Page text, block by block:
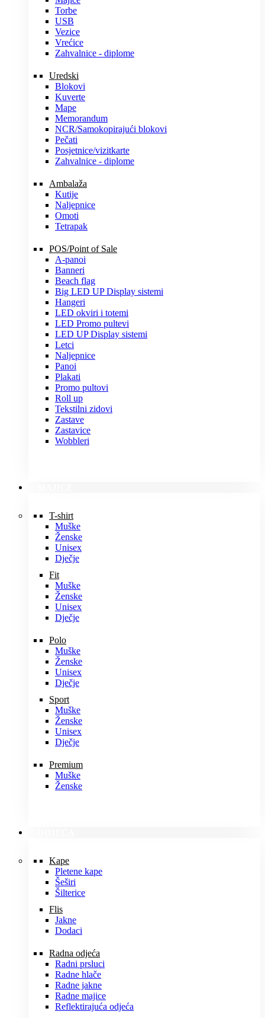
Torbe
USB
Vezice
Vrećice
Zahvalnice - diplome
Uredski
Blokovi
Kuverte
Mape
Memorandum
NCR/Samokopirajući blokovi
Pečati
Posjetnice/vizitkarte
Zahvalnice - diplome
Ambalaža
Kutije
Naljepnice
Omoti
Tetrapak
POS/Point of Sale
A-panoi
Banneri
Beach flag
Big LED UP Display sistemi
Hangeri
LED okviri i totemi
LED Promo pultevi
LED UP Display sistemi
Letci
Naljepnice
Panoi
Plakati
Promo pultovi
Roll up
Tekstilni zidovi
Zastave
Zastavice
Wobbleri
T-shirt
Muške
Ženske
Unisex
Dječje
Fit
Muške
Ženske
Unisex
Dječje
Polo
Muške
Ženske
Unisex
Dječje
Sport
Muške
Ženske
Unisex
Dječje
Premium
Muške
Ženske
Kape
Pletene kape
Šeširi
Šilterice
Flis
Jakne
Dodaci
Radna odjeća
Radni prsluci
Radne hlače
Radne jakne
Radne majice
Reflektirajuća odjeća